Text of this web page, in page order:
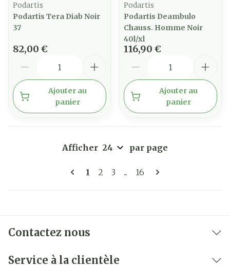
Podartis
Podartis Tera Diab Noir
37
82,00 €
Ajouter au
panier
Podartis
Podartis Deambulo
Chauss. Homme Noir
40l/xl
116,90 €
Ajouter au
panier
Pages
Vous lisez actuellement la page
1 Page
2 Page
3 ... Page
16
Afficher par page
Contactez nous
Service à la clientèle